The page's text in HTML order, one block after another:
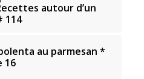
autour d’un
114
au parmesan *
16